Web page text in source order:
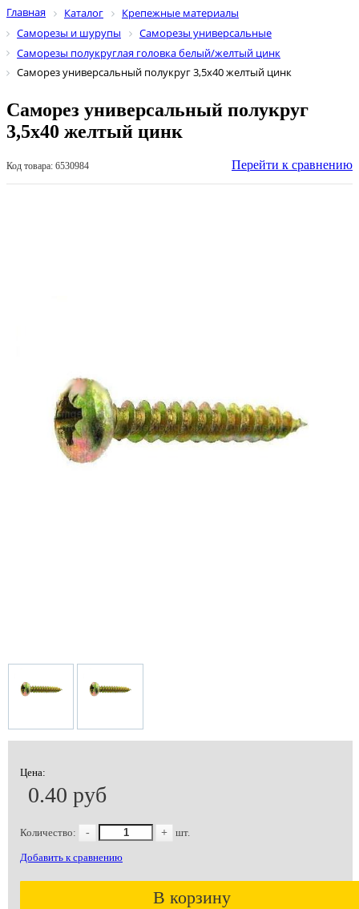
Главная Каталог
Крепежные материалы
Саморезы и шурупы
Саморезы универсальные
Саморезы полукруглая головка белый/желтый цинк
Саморез универсальный полукруг 3,5х40 желтый цинк
Саморез универсальный полукруг
3,5х40 желтый цинк
Код товара: 6530984 Перейти к сравнению
Цена:
0.40 руб
Количество: - + шт.
Добавить к сравнению
В корзину